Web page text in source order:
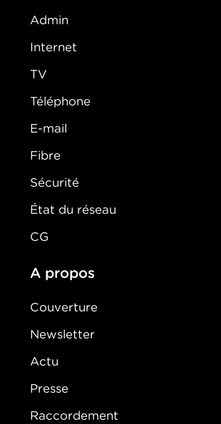
Admin
Internet
TV
Téléphone
E-mail
Fibre
Sécurité
État du réseau
CG
A propos
Couverture
Newsletter
Actu
Presse
Raccordement